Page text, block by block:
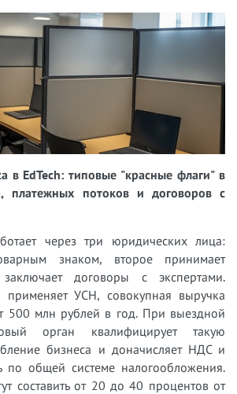
в EdTech: типовые "красные флаги" в
платежных потоков и договоров с
через три юридических лица:
знаком, второе принимает
договоры с экспертами.
УСН, совокупная выручка
500 млн рублей в год. При выездной
орган квалифицирует такую
бизнеса и доначисляет НДС и
по общей системе налогообложения.
составить от 20 до 40 процентов от